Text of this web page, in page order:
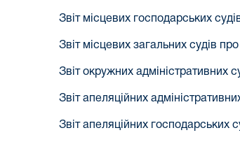
Звіт місцевих господарських
Звіт місцевих загальних судів
Звіт окружних адміністративних
Звіт апеляційних
Звіт апеляційних господарських